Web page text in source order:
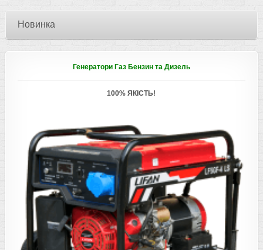
Новинка
Генератори Газ Бензин та Дизель
100% ЯКІСТЬ!